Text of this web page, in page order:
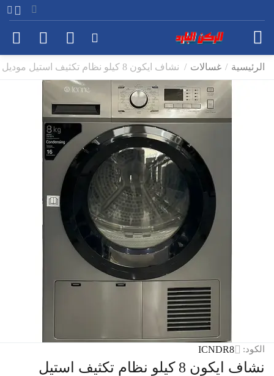
الرئيسية / غسالات / نشاف ايكون 8 كيلو نظام تكثيف استيل موديل ICNDR8
الكود: ICNDR8
نشاف ايكون 8 كيلو نظام تكثيف استيل